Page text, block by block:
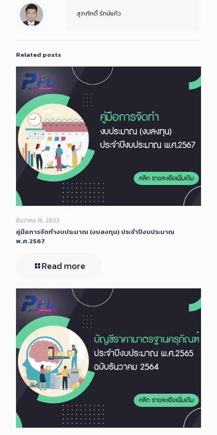
สุภภักดิ์ รักษ์แก้ว
Related posts
ธันวาคม 15, 2022
คู่มือการจัดทำงบประมาณ (งบลงทุน) ประจำปีงบประมาณ
พ.ศ.2567
Read more